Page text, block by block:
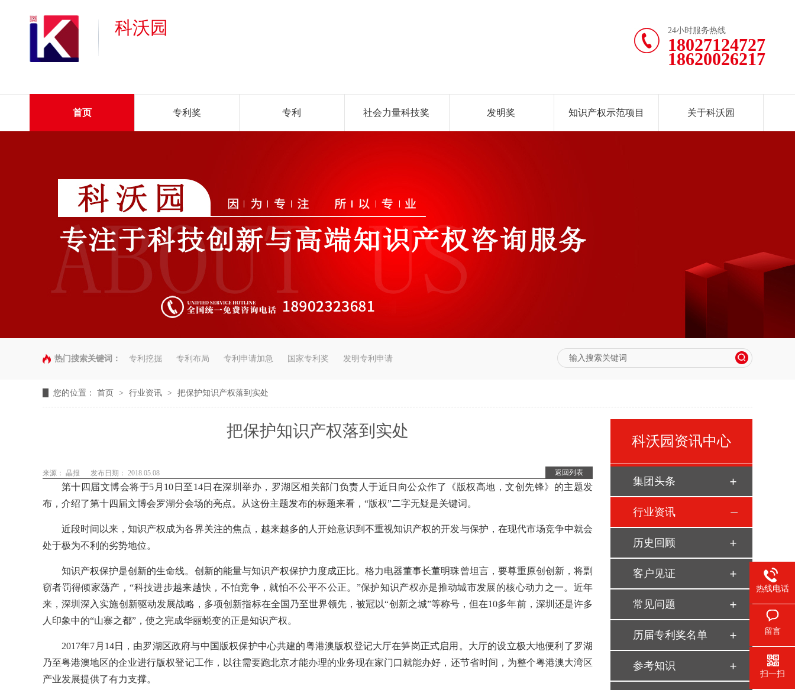
24小时服务热线
18027124727
18620026217
科沃园
首页 专利奖 专利 社会力量科技奖 发明奖 知识产权示范项目 关于科沃园
热门搜索关键词： 专利挖掘 专利布局 专利申请加急 国家专利奖 发明专利申请
您的位置： 首页 > 行业资讯 > 把保护知识产权落到实处
把保护知识产权落到实处
返回列表
来源： 晶报 发布日期： 2018.05.08
第十四届文博会将于5月10日至14日在深圳举办，罗湖区相关部门负责人于近日向公众作了《版权高地，文创先锋》的主题发
布，介绍了第十四届文博会罗湖分会场的亮点。从这份主题发布的标题来看，“版权”二字无疑是关键词。
近段时间以来，知识产权成为各界关注的焦点，越来越多的人开始意识到不重视知识产权的开发与保护，在现代市场竞争中就会
处于极为不利的劣势地位。
知识产权保护是创新的生命线。创新的能量与知识产权保护力度成正比。格力电器董事长董明珠曾坦言，要尊重原创创新，将剽
窃者罚得倾家荡产，“科技进步越来越快，不怕竞争，就怕不公平不公正。”保护知识产权亦是推动城市发展的核心动力之一。近年
来，深圳深入实施创新驱动发展战略，多项创新指标在全国乃至世界领先，被冠以“创新之城”等称号，但在10多年前，深圳还是许多
人印象中的“山寨之都”，使之完成华丽蜕变的正是知识产权。
2017年7月14日，由罗湖区政府与中国版权保护中心共建的粤港澳版权登记大厅在笋岗正式启用。大厅的设立极大地便利了罗湖
乃至粤港澳地区的企业进行版权登记工作，以往需要跑北京才能办理的业务现在家门口就能办好，还节省时间，为整个粤港澳大湾区
产业发展提供了有力支撑。
科沃园资讯中心
集团头条
行业资讯
历史回顾
客户见证
常见问题
历届专利奖名单
参考知识
热线电话
留言
扫一扫